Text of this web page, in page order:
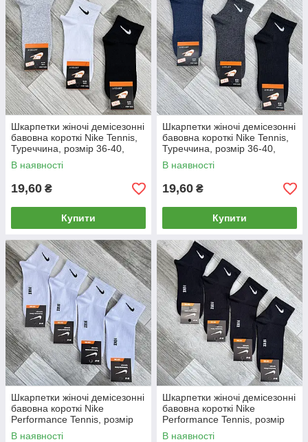
Шкарпетки жіночі демісезонні
бавовна короткі Nike Tennis,
Туреччина, розмір 36-40,
асорті, 05181
В наявності
19,60 ₴
Купити
Шкарпетки жіночі демісезонні
бавовна короткі Nike Tennis,
Туреччина, розмір 36-40,
темне асорті, 05182
В наявності
19,60 ₴
Купити
Шкарпетки жіночі демісезонні
бавовна короткі Nike
Performance Tennis, розмір
36-40, білі, 05172
В наявності
Шкарпетки жіночі демісезонні
бавовна короткі Nike
Performance Tennis, розмір
36-40, чорні, 05173
В наявності